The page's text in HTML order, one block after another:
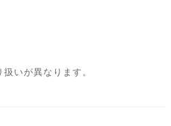
いが異なります。